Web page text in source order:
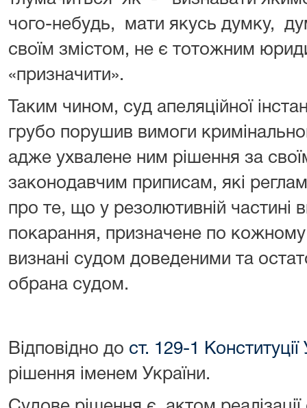
чого-небудь, мати якусь думку,
своїм змістом, не є тотожним
«призначити».
Таким чином, суд апеляційної
грубо порушив вимоги
адже ухвалене ним рішення за
законодавчим приписам, які
про те, що у резолютивній частині
покарання, призначене по
визнані судом доведеними та
обрана судом.
Відповідно до ст. 129-1 Конституції
рішення іменем України.